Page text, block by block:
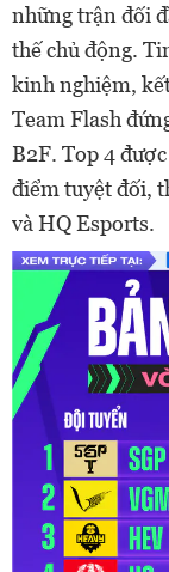
những trận đối
thế chủ động.
kinh nghiệm,
Team Flash
B2F. Top 4
điểm tuyệt đối,
và HQ Esports.